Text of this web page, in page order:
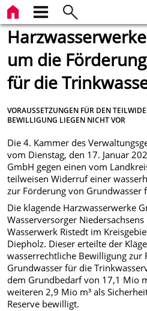
um die
für die
VORAUSSETZUNGEN FÜR DEN
BEWILLIGUNG LIEGEN NICHT VOR
Die 4. Kammer des
vom Dienstag, den 17. Januar
GmbH gegen einen vom
teilweisen Widerruf einer
zur Förderung von Grundwasser
Die klagende Harzwasserwerke
Wasserversorger
Wasserwerk Ristedt im
Diepholz. Dieser erteilte der
wasserrechtliche Bewilligung
Grundwasser für die
dem Grundbedarf von 17,1 Mio
weiteren 2,9 Mio m³ als
Reserve bewilligt.